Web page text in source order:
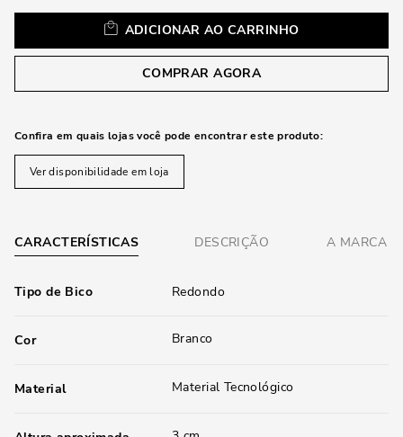
ADICIONAR AO CARRINHO
COMPRAR AGORA
Confira em quais lojas você pode encontrar este produto:
Ver disponibilidade em loja
CARACTERÍSTICAS DESCRIÇÃO A MARCA
Tipo de Bico Redondo
Cor Branco
Material Material Tecnológico